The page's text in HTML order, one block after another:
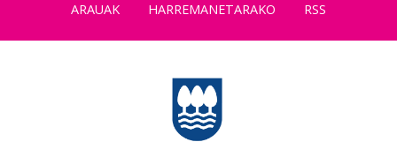
ARAUAK
HARREMANETARAKO RSS